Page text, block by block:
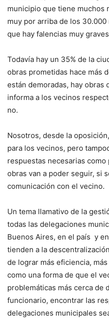
municipio que tiene muchos
muy por arriba de los
que hay falencias muy
Todavía hay un 35% de la
obras prometidas hace más
están demoradas, hay obras
informa a los vecinos
no.
Nosotros, desde la
para los vecinos, pero
respuestas necesarias
obras van a poder seguir, si
comunicación con el vecino.
Un tema llamativo de la
todas las delegaciones
Buenos Aires, en el país y
tienden a la
de lograr más eficiencia,
como una forma de que el
problemáticas más cerca de
funcionario, encontrar las
delegaciones municipales